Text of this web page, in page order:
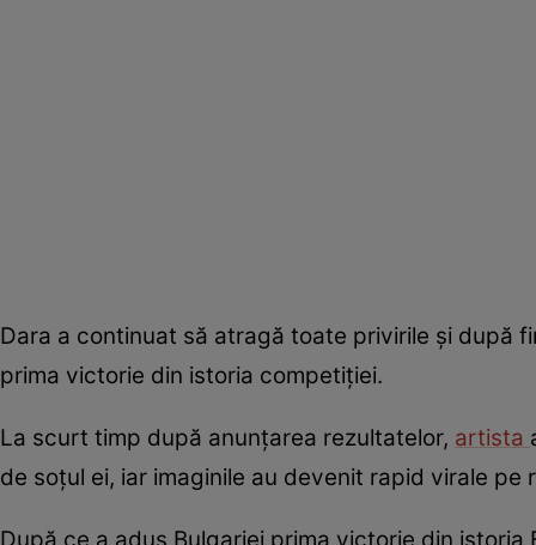
Dara a continuat să atragă toate privirile și după
prima victorie din istoria competiției.
La scurt timp după anunțarea rezultatelor, artista
de soțul ei, iar imaginile au devenit rapid virale pe
După ce a adus Bulgariei prima victorie din